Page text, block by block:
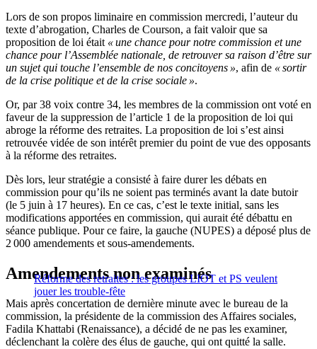
Lors de son propos liminaire en commission mercredi, l’auteur du
texte d’abrogation, Charles de Courson, a fait valoir que sa
proposition de loi était « une chance pour notre commission et une
chance pour l’Assemblée nationale, de retrouver sa raison d’être sur
un sujet qui touche l’ensemble de nos concitoyens », afin de « sortir
de la crise politique et de la crise sociale ».
Or, par 38 voix contre 34, les membres de la commission ont voté en
faveur de la suppression de l’article 1 de la proposition de loi qui
abroge la réforme des retraites. La proposition de loi s’est ainsi
retrouvée vidée de son intérêt premier du point de vue des opposants
à la réforme des retraites.
Dès lors, leur stratégie a consisté à faire durer les débats en
commission pour qu’ils ne soient pas terminés avant la date butoir
(le 5 juin à 17 heures). En ce cas, c’est le texte initial, sans les
modifications apportées en commission, qui aurait été débattu en
séance publique. Pour ce faire, la gauche (NUPES) a déposé plus de
2 000 amendements et sous-amendements.
Réforme des retraites : les groupes LIOT et PS veulent
jouer les trouble-fête
Amendements non examinés
Mais après concertation de dernière minute avec le bureau de la
commission, la présidente de la commission des Affaires sociales,
Fadila Khattabi (Renaissance), a décidé de ne pas les examiner,
déclenchant la colère des élus de gauche, qui ont quitté la salle.